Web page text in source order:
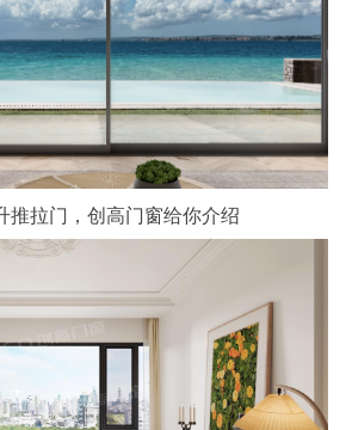
推拉门，创高门窗给你介绍